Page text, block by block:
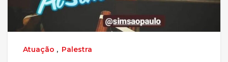
Atuação , Palestra